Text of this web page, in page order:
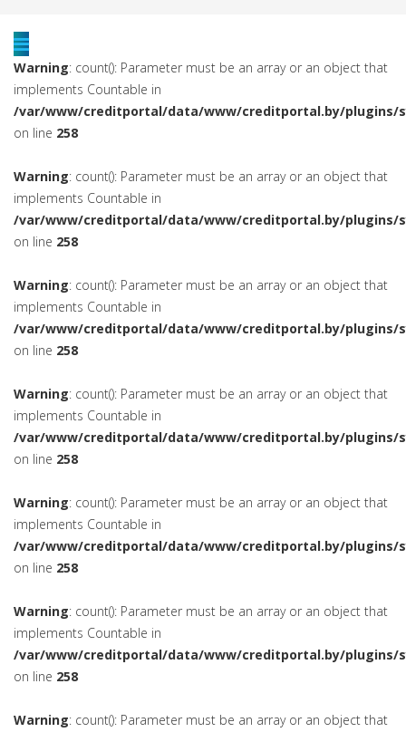
Warning: count(): Parameter must be an array or an object that
implements Countable in
/var/www/creditportal/data/www/creditportal.by/plugins/
on line 258
Warning: count(): Parameter must be an array or an object that
implements Countable in
/var/www/creditportal/data/www/creditportal.by/plugins/
on line 258
Warning: count(): Parameter must be an array or an object that
implements Countable in
/var/www/creditportal/data/www/creditportal.by/plugins/
on line 258
Warning: count(): Parameter must be an array or an object that
implements Countable in
/var/www/creditportal/data/www/creditportal.by/plugins/
on line 258
Warning: count(): Parameter must be an array or an object that
implements Countable in
/var/www/creditportal/data/www/creditportal.by/plugins/
on line 258
Warning: count(): Parameter must be an array or an object that
implements Countable in
/var/www/creditportal/data/www/creditportal.by/plugins/
on line 258
Warning: count(): Parameter must be an array or an object that